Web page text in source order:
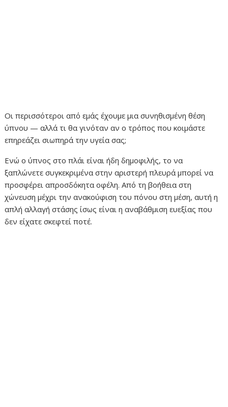
Οι περισσότεροι από εμάς έχουμε μια συνηθισμένη θέση
ύπνου — αλλά τι θα γινόταν αν ο τρόπος που κοιμάστε
επηρεάζει σιωπηρά την υγεία σας;
Ενώ ο ύπνος στο πλάι είναι ήδη δημοφιλής, το να
ξαπλώνετε συγκεκριμένα στην αριστερή πλευρά μπορεί να
προσφέρει απροσδόκητα οφέλη. Από τη βοήθεια στη
χώνευση μέχρι την ανακούφιση του πόνου στη μέση, αυτή η
απλή αλλαγή στάσης ίσως είναι η αναβάθμιση ευεξίας που
δεν είχατε σκεφτεί ποτέ.